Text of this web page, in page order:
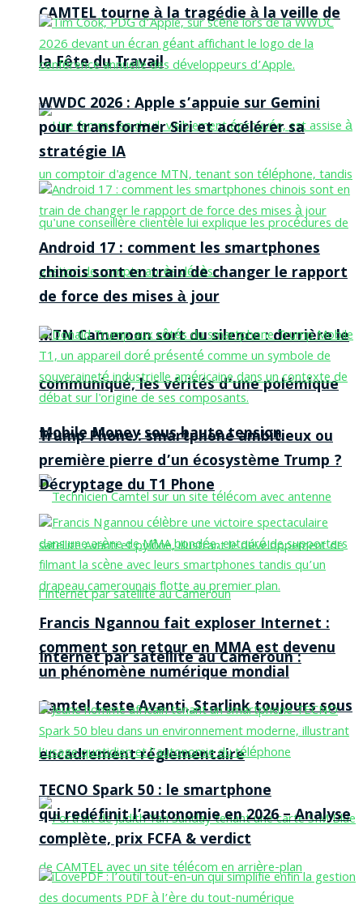
CAMTEL tourne à la tragédie à la veille de
la Fête du Travail
MTN Cameroon sort du silence : derrière le
communiqué, les vérités d’une polémique
Mobile Money sous haute tension
Internet par satellite au Cameroun :
Camtel teste Avanti, Starlink toujours sous
encadrement réglementaire
WWDC 2026 : Apple s’appuie sur Gemini
pour transformer Siri et accélérer sa
stratégie IA
Android 17 : comment les smartphones
chinois sont en train de changer le rapport
de force des mises à jour
Trump Phone : smartphone ambitieux ou
première pierre d’un écosystème Trump ?
Décryptage du T1 Phone
Francis Ngannou fait exploser Internet :
comment son retour en MMA est devenu
un phénomène numérique mondial
TECNO Spark 50 : le smartphone
qui redéfinit l’autonomie en 2026 – Analyse
complète, prix FCFA & verdict